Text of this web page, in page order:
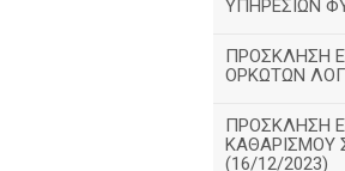
ΥΠΗΡΕΣΙΩΝ
ΠΡΟΣΚΛΗΣΗ
ΟΡΚΩΤΩΝ
ΠΡΟΣΚΛΗΣΗ
ΚΑΘΑΡΙΣΜΟΥ
(16/12/2023)